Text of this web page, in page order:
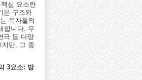
심 요소란
본 구조와
독자들의
합니다. 우
극 등 다양
지만, 그 중
3요소: 방